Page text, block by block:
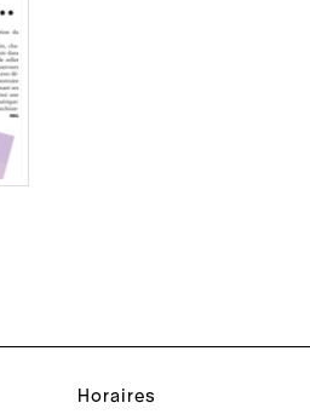
Horaires